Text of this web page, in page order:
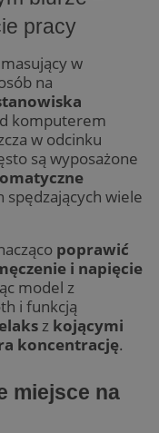
pracy
w
na
komputerem
w odcinku
są wyposażone
spędzających wiele
poprawić
i napięcie
model z
i funkcją
z kojącymi
koncentrację.
miejsce na